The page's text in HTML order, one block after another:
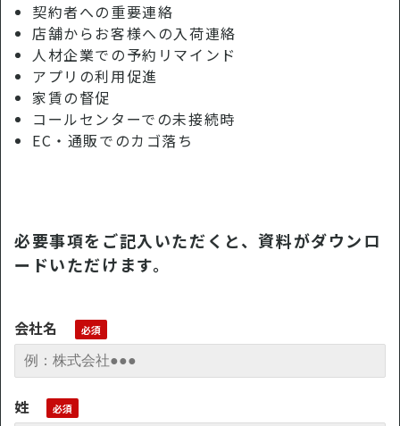
契約者への重要連絡
店舗からお客様への入荷連絡
人材企業での予約リマインド
アプリの利用促進
家賃の督促
コールセンターでの未接続時
EC・通販でのカゴ落ち
必要事項をご記入いただくと、資料がダウンロ
ードいただけます。
会社名
姓